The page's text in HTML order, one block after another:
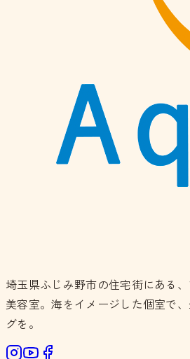
埼玉県ふじみ野市の住宅街にある
美容室。海をイメージした個室で
グを。